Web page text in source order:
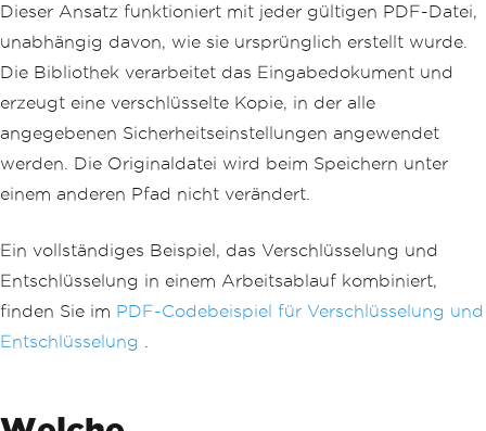
Dieser Ansatz funktioniert mit jeder gültigen PDF-Datei,
unabhängig davon, wie sie ursprünglich erstellt wurde.
Die Bibliothek verarbeitet das Eingabedokument und
erzeugt eine verschlüsselte Kopie, in der alle
angegebenen Sicherheitseinstellungen angewendet
werden. Die Originaldatei wird beim Speichern unter
einem anderen Pfad nicht verändert.
Ein vollständiges Beispiel, das Verschlüsselung und
Entschlüsselung in einem Arbeitsablauf kombiniert,
finden Sie im PDF-Codebeispiel für Verschlüsselung und
Entschlüsselung